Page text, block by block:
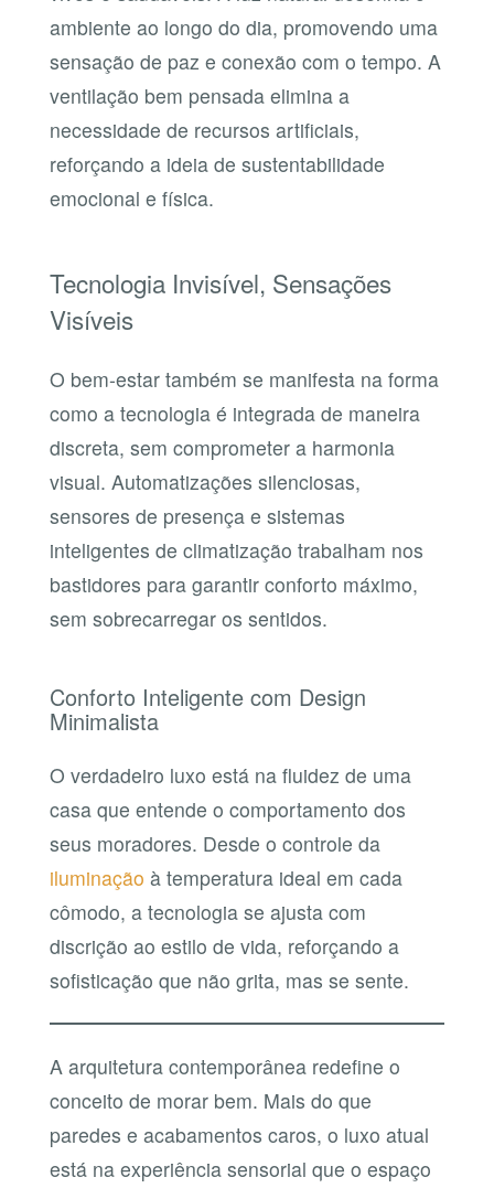
ambiente ao longo do dia, promovendo uma
sensação de paz e conexão com o tempo. A
ventilação bem pensada elimina a
necessidade de recursos artificiais,
reforçando a ideia de sustentabilidade
emocional e física.
Tecnologia Invisível, Sensações
Visíveis
O bem-estar também se manifesta na forma
como a tecnologia é integrada de maneira
discreta, sem comprometer a harmonia
visual. Automatizações silenciosas,
sensores de presença e sistemas
inteligentes de climatização trabalham nos
bastidores para garantir conforto máximo,
sem sobrecarregar os sentidos.
Conforto Inteligente com Design
Minimalista
O verdadeiro luxo está na fluidez de uma
casa que entende o comportamento dos
seus moradores. Desde o controle da
iluminação à temperatura ideal em cada
cômodo, a tecnologia se ajusta com
discrição ao estilo de vida, reforçando a
sofisticação que não grita, mas se sente.
A arquitetura contemporânea redefine o
conceito de morar bem. Mais do que
paredes e acabamentos caros, o luxo atual
está na experiência sensorial que o espaço